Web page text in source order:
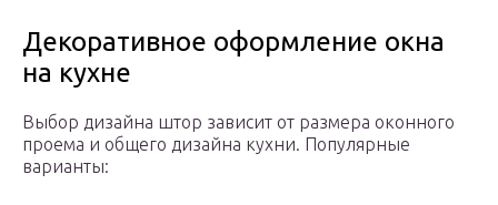
Декоративное оформление окна
на кухне
Выбор дизайна штор зависит от размера оконного
проема и общего дизайна кухни. Популярные
варианты: